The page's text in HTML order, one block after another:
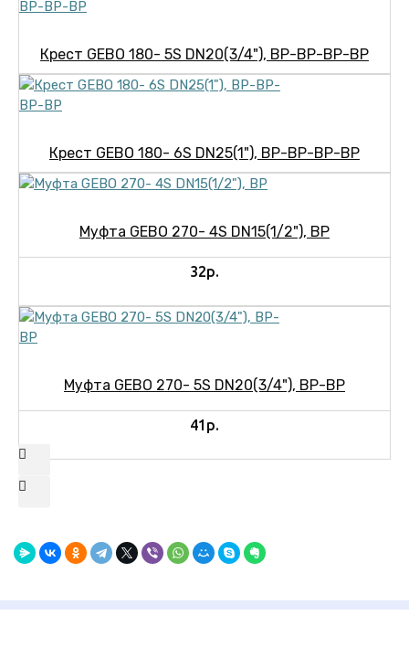
Крест GEBO 180- 5S DN20(3/4"), ВР-ВР-ВР-ВР
Крест GEBO 180- 6S DN25(1"), ВР-ВР-ВР-ВР
Муфта GEBO 270- 4S DN15(1/2"), ВР
32р.
Муфта GEBO 270- 5S DN20(3/4"), ВР-ВР
41р.